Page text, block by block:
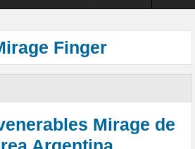
Finger
Mirage de